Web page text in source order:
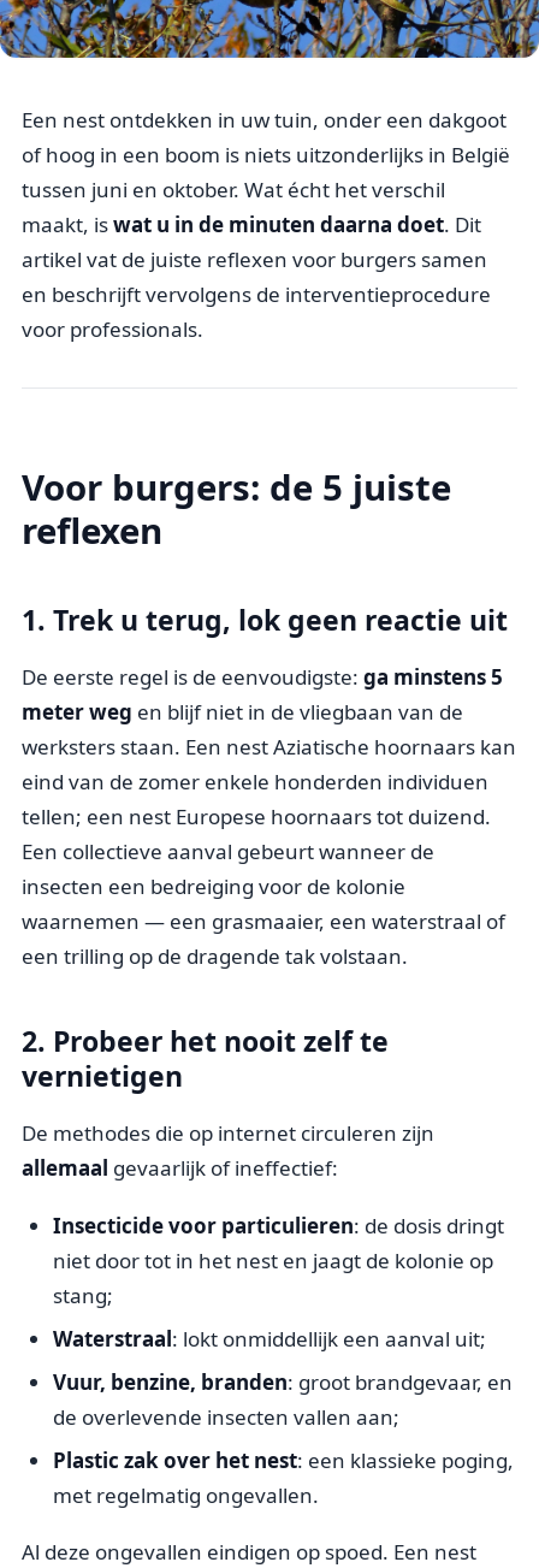
Een nest ontdekken in uw tuin, onder een dakgoot
of hoog in een boom is niets uitzonderlijks in België
tussen juni en oktober. Wat écht het verschil
maakt, iswat u in de minuten daarna doet. Dit
artikel vat de juiste reflexen voor burgers samen
en beschrijft vervolgens de interventieprocedure
voor professionals.
Voor burgers: de 5 juiste
reflexen
1. Trek u terug, lok geen reactie uit
De eerste regel is de eenvoudigste:ga minstens 5
meter weg en blijf niet in de vliegbaan van de
werksters staan. Een nest Aziatische hoornaars kan
eind van de zomer enkele honderden individuen
tellen; een nest Europese hoornaars tot duizend.
Een collectieve aanval gebeurt wanneer de
insecten een bedreiging voor de kolonie
waarnemen — een grasmaaier, een waterstraal of
een trilling op de dragende tak volstaan.
2. Probeer het nooitzelf te
vernietigen
De methodes die op internet circuleren zijn
allemaal gevaarlijk of ineffectief:
Insecticide voor particulieren: de dosis dringt
niet door tot in het nest en jaagt de kolonie op
stang;
Waterstraal: lokt onmiddellijk een aanval uit;
Vuur, benzine, branden: groot brandgevaar, en
de overlevende insecten vallen aan;
Plastic zak over het nest: een klassieke poging,
met regelmatig ongevallen.
Al deze ongevallen eindigen op spoed. Een nest